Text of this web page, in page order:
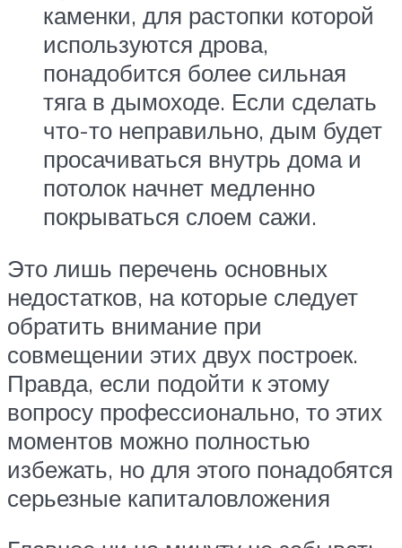
каменки, для растопки которой
используются дрова,
понадобится более сильная
тяга в дымоходе. Если сделать
что-то неправильно, дым будет
просачиваться внутрь дома и
потолок начнет медленно
покрываться слоем сажи.
Это лишь перечень основных
недостатков, на которые следует
обратить внимание при
совмещении этих двух построек.
Правда, если подойти к этому
вопросу профессионально, то этих
моментов можно полностью
избежать, но для этого понадобятся
серьезные капиталовложения